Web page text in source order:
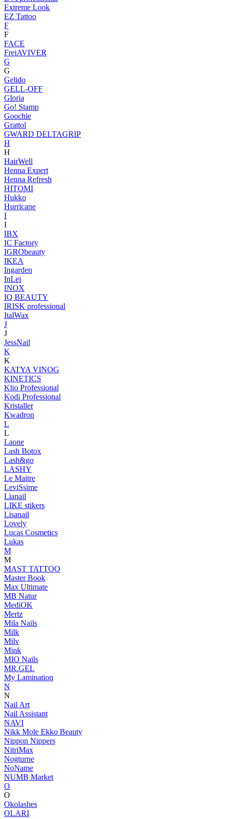
Extreme Look
EZ Tattoo
F
F
FACE
FreiAVIVER
G
G
Gelido
GELL-OFF
Gloria
Go! Stamp
Goochie
Grattol
GWARD DELTAGRIP
H
H
HairWell
Henna Expert
Henna Refresh
HITOMI
Hukko
Hurricane
I
I
IBX
IC Factory
IGRObeauty
IKEA
Ingarden
InLei
INOX
IQ BEAUTY
IRISK professional
ItalWax
J
J
JessNail
K
K
KATYA VINOG
KINETICS
Klio Professional
Kodi Professional
Kristaller
Kwadron
L
L
Laone
Lash Botox
Lash&go
LASHY
Le Maitre
LeviSsime
Lianail
LIKE stikers
Lisanail
Lovely
Lucas Cosmetics
Lukas
M
M
MAST TATTOO
Master Book
Max Ultimate
MB Natur
MediOK
Mertz
Mila Nails
Milk
Milv
Mink
MIO Nails
MR.GEL
My Lamination
N
N
Nail Art
Nail Assistant
NAVI
Nikk Mole Ekko Beauty
Nippon Nippers
NitriMax
Nogturne
NoName
NUMB Market
O
O
Okolashes
OLARI